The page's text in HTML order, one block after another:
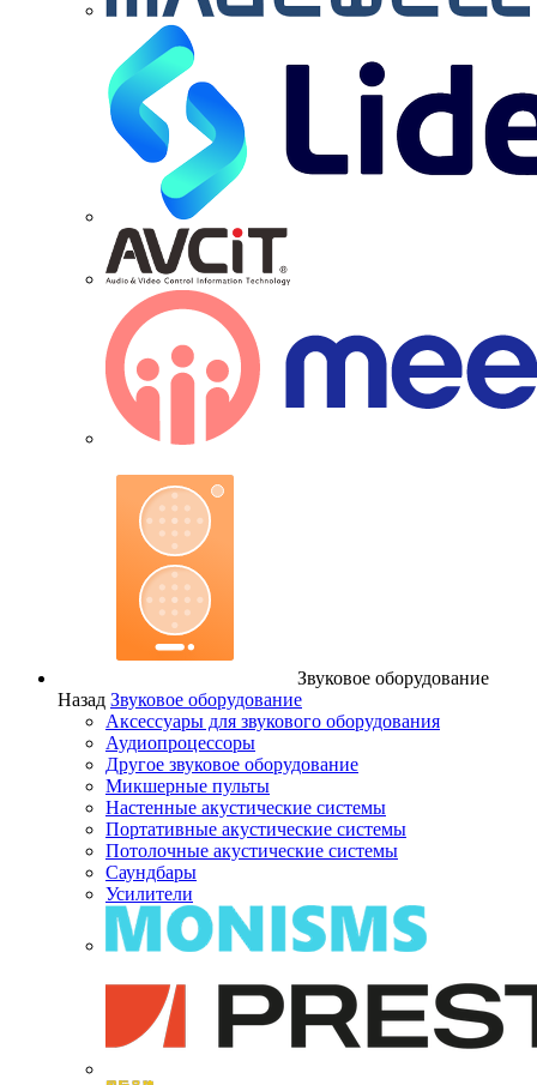
Звуковое оборудование
Назад Звуковое оборудование
Аксессуары для звукового оборудования
Аудиопроцессоры
Другое звуковое оборудование
Микшерные пульты
Настенные акустические системы
Портативные акустические системы
Потолочные акустические системы
Саундбары
Усилители